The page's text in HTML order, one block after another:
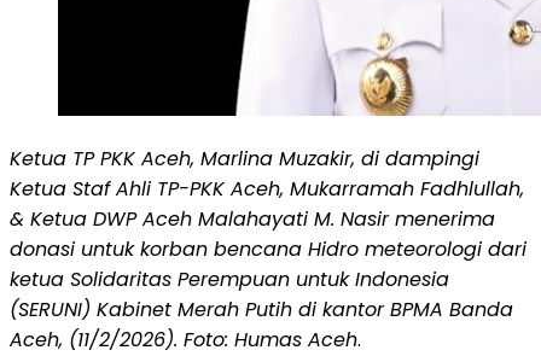
Ketua TP PKK Aceh, Marlina Muzakir, di dampingi
Ketua Staf Ahli TP-PKK Aceh, Mukarramah Fadhlullah,
& Ketua DWP Aceh Malahayati M. Nasir menerima
donasi untuk korban bencana Hidro meteorologi dari
ketua Solidaritas Perempuan untuk Indonesia
(SERUNI) Kabinet Merah Putih di kantor BPMA Banda
Aceh, (11/2/2026). Foto: Humas Aceh.